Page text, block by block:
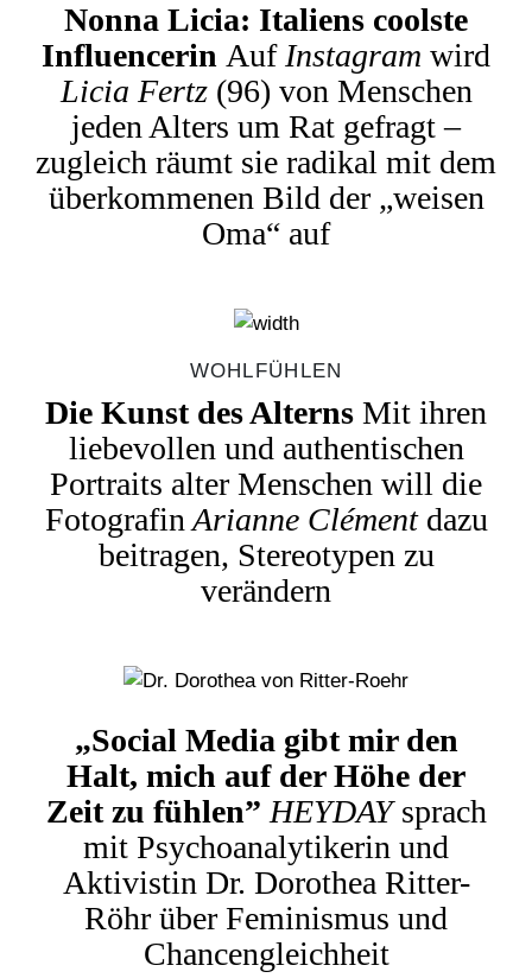
Nonna Licia: Italiens coolste
Influencerin Auf Instagram wird
Licia Fertz(96) von Menschen
jeden Alters um Rat gefragt –
zugleich räumt sie radikal mit dem
überkommenen Bild der „weisen
Oma“ auf
WOHLFÜHLEN
Die Kunst des Alterns Mit ihren
liebevollen und authentischen
Portraits alter Menschen will die
Fotografin Arianne Clément dazu
beitragen, Stereotypen zu
verändern
„Social Media gibt mir den
Halt, mich auf der Höhe der
Zeit zu fühlen” HEYDAYsprach
mit Psychoanalytikerin und
Aktivistin Dr. Dorothea Ritter-
Röhr über Feminismus und
Chancengleichheit